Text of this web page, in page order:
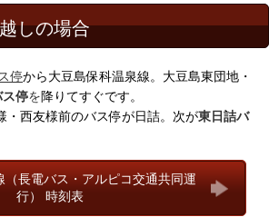
しの場合
停から大豆島保科温泉線。 大豆島東団地・
ス停を降りてすぐです。
・西友様前のバス停が日詰。次が東日詰バ
（長電バス・アルピコ交通共同運
行） 時刻表